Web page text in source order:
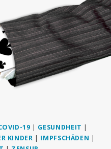
STERBLICHKEIT
NACH
19-
19 | GESUNDHEIT |
KINDER | IMPFSCHÄDEN |